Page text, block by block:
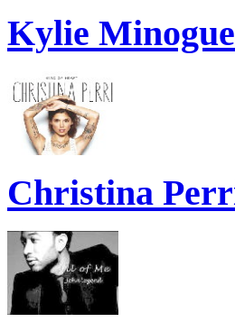
Kylie
Christina